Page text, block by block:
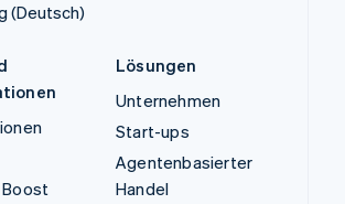
(Deutsch)
Lösungen
Unternehmen
Start-ups
Agentenbasierter
Handel